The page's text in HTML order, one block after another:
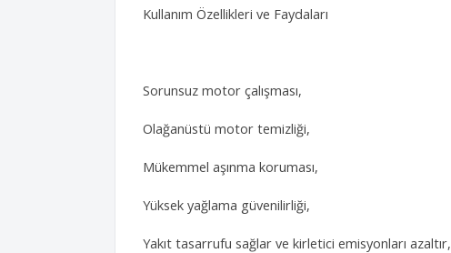
Kullanım Özellikleri ve Faydaları
Sorunsuz motor çalışması,
Olağanüstü motor temizliği,
Mükemmel aşınma koruması,
Yüksek yağlama güvenilirliği,
Yakıt tasarrufu sağlar ve kirletici emisyonları azaltır,